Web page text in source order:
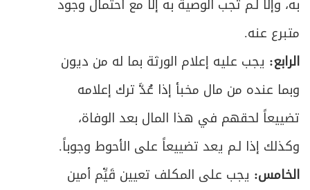
به، وإلاَّ لـم تجب الوصية به إلاَّ مع احتمال وجود
متبرع عنه.
الرابع: يجب عليه إعلام الورثة بما له من ديون
وبما عنده من مال مخبأ إذا عُدَّ ترك إعلامه
تضييعاً لحقهم في هذا المال بعد الوفاة،
وكذلك إذا لـم يعد تضييعاً على الأحوط وجوباً.
الخامس: يجب على المكلف تعيين قَيِّم أمين
ص
324 المبحث الثاني ـ الزيادة والنقصان
ص
333
349 الفصل الرابع: صلاة المسافر
ص 351 القصر والتمام
ص
352 الوَطن وأقسامه